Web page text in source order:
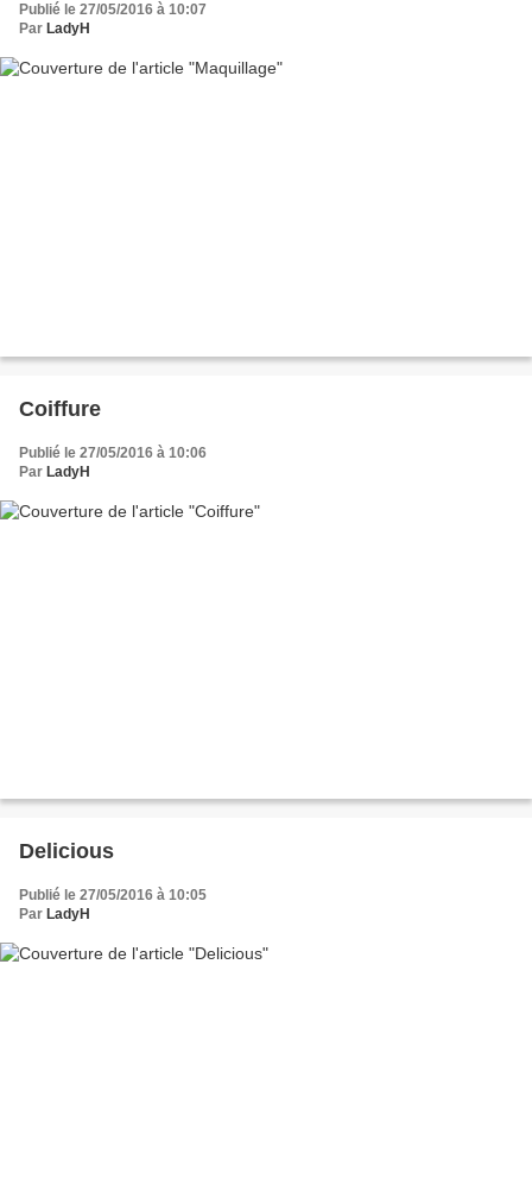
Publié le 27/05/2016 à 10:07
Par LadyH
Coiffure
Publié le 27/05/2016 à 10:06
Par LadyH
Delicious
Publié le 27/05/2016 à 10:05
Par LadyH